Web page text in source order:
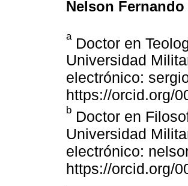
Nelson
aDoctor en
Universidad
electrónico:
https://orcid.org/
b Doctor en
Universidad
electrónico:
https://orcid.org/